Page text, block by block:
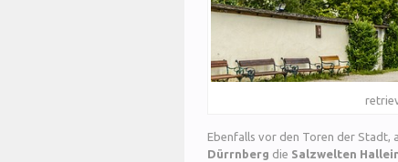
Ebenfalls vor den Toren der Stadt,
Dürrnberg die Salzwelten